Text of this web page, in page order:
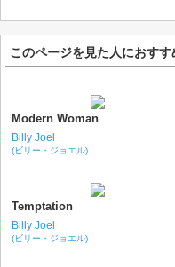
このページを見た人におすす
Modern Woman
Billy Joel
(ビリー・ジョエル)
Temptation
Billy Joel
(ビリー・ジョエル)